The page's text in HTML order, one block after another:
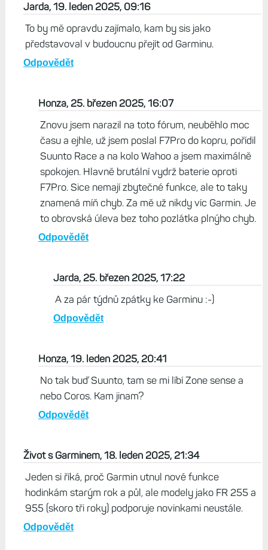
Jarda, 19. leden 2025, 09:16
To by mě opravdu zajímalo, kam by sis jako
představoval v budoucnu přejít od Garminu.
Odpovědět
Honza, 25. březen 2025, 16:07
Znovu jsem narazil na toto fórum, neuběhlo moc
času a ejhle, už jsem poslal F7Pro do kopru, pořídil
Suunto Race a na kolo Wahoo a jsem maximálně
spokojen. Hlavně brutální vydrž baterie oproti
F7Pro. Sice nemají zbytečné funkce, ale to taky
znamená míň chyb. Za mě už nikdy víc Garmin. Je
to obrovská úleva bez toho pozlátka plnýho chyb.
Odpovědět
Jarda, 25. březen 2025, 17:22
A za pár týdnů zpátky ke Garminu :-)
Odpovědět
Honza, 19. leden 2025, 20:41
No tak buď Suunto, tam se mi líbí Zone sense a
nebo Coros. Kam jinam?
Odpovědět
Život s Garminem, 18. leden 2025, 21:34
Jeden si říká, proč Garmin utnul nové funkce
hodinkám starým rok a půl, ale modely jako FR 255 a
955 (skoro tři roky) podporuje novinkami neustále.
Odpovědět